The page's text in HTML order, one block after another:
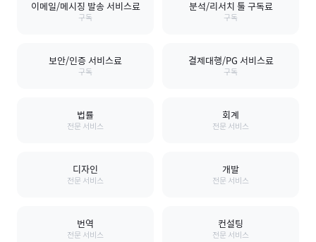
이메일/메시징 발송 서비스료
구독
분석/리서치 툴 구독료
구독
보안/인증 서비스료
구독
결제대행/PG 서비스료
구독
법률
전문 서비스
회계
전문 서비스
디자인
전문 서비스
개발
전문 서비스
번역
전문 서비스
컨설팅
전문 서비스